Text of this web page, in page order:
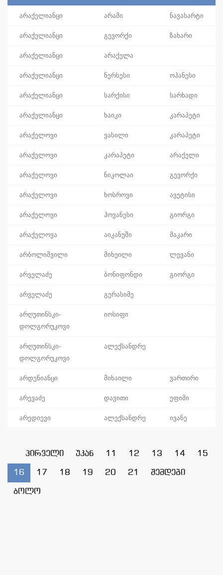
არაქელიანცი არამი ნავასარტი
არაქელიანცი გევორქი ზახარი
არაქელიანცი არაქელა
არაქელიანცი ნერსესი ოჰანესი
არაქელიანცი სარქისი სარხადი
არაქელიანცი ხაიკი კარაპეტი
არაქელოვი ვასილი კარაპეტი
არაქელოვი კარაპეტი არაქელი
არაქელოვი ნიკოლაი გევორქი
არაქელოვი ხოსროვი ავეტისი
არაქელოვი ჰოვანესი გიორგი
არაქელოვა აიკანუში მაკარი
არბოლიშვილი მიხეილი ლევანი
არველაძე ბონიფონდი გიორგი
არველაძე გერასიმე
არღუთინსკი-
დოლგორუკოვი
იოსიფი
არღუთინსკი-
დოლგორუკოვი
ალექსანდრე
არდენიანცი მიხაილი ვართირი
არევაძე დავითი ეფიმი
არედიევი ალექსანდრე ივანე
პირველი უკან 11 12 13 14 15
16 17 18 19 20 21 შემდეგი
ბოლო